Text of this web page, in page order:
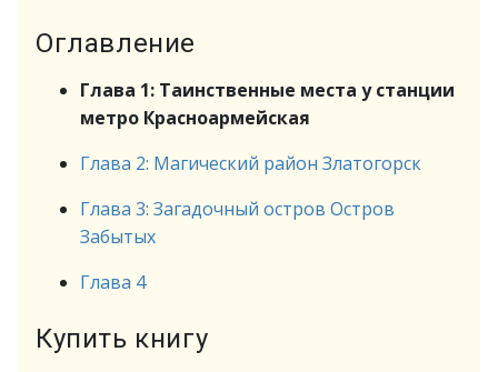
Оглавление
Глава 1: Таинственные места у станции
метро Красноармейская
Глава 2: Магический район Златогорск
Глава 3: Загадочный остров Остров
Забытых
Глава 4
Купить книгу